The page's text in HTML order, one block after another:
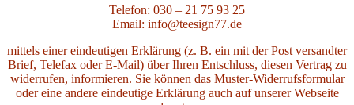
Telefon: 030 – 21 75 93 25
Email: info@teesign77.de
mittels einer eindeutigen Erklärung (z. B. ein mit der Post versandter
Brief, Telefax oder E-Mail) über Ihren Entschluss, diesen Vertrag zu
widerrufen, informieren. Sie können das Muster-Widerrufsformular
oder eine andere eindeutige Erklärung auch auf unserer Webseite